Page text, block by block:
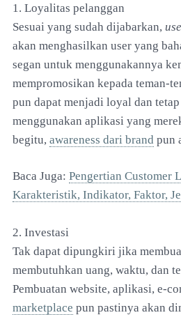
1. Loyalitas pelanggan
Sesuai yang sudah dijabarkan,
akan menghasilkan user yang
segan untuk menggunakannya
mempromosikan kepada teman-
pun dapat menjadi loyal dan
menggunakan aplikasi yang
begitu, awareness dari brand pun
Baca Juga: Pengertian Customer
Karakteristik, Indikator, Faktor,
2. Investasi
Tak dapat dipungkiri jika
membutuhkan uang, waktu, dan
Pembuatan website, aplikasi, e-
marketplace pun pastinya akan